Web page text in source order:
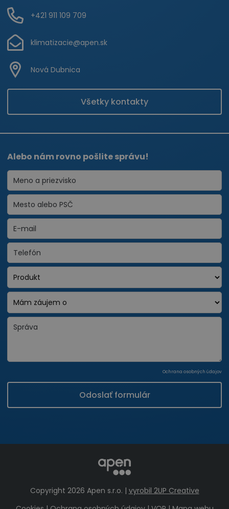
+421 911 109 709
klimatizacie@apen.sk
Nová Dubnica
Všetky kontakty
Alebo nám rovno pošlite správu!
Ochrana osobných údajov
Odoslať formulár
Copyright 2026 Apen s.r.o. | vyrobil 2UP Creative